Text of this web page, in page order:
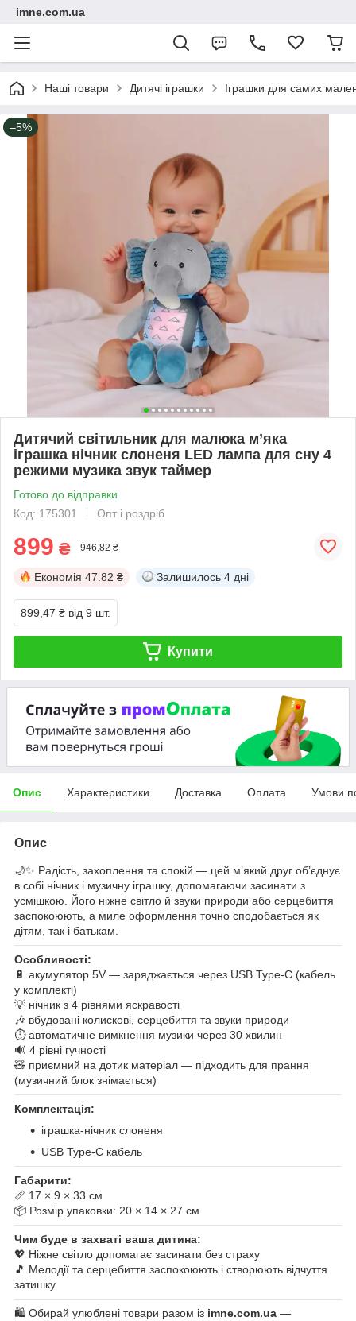
imne.com.ua
Наші товари Дитячі іграшки Іграшки для самих
–5%
Дитячий світильник для малюка м’яка
іграшка нічник слоненя LED лампа для сну 4
режими музика звук таймер
Готово до відправки
Код: 175301
Опт і роздріб
899 ₴ 946,82 ₴
Економія 47.82 ₴ Залишилось 4 дні
899,47 ₴ від 9 шт.
Купити
Опис Характеристики Доставка Оплата Умови
Опис
🌙✨ Радість, захоплення та спокій — цей м’який друг об’єднує
в собі нічник і музичну іграшку, допомагаючи засинати з
усмішкою. Його ніжне світло й звуки природи або серцебиття
заспокоюють, а миле оформлення точно сподобається як
дітям, так і батькам.
Особливості:
🔋 акумулятор 5V — заряджається через USB Type-C (кабель
у комплекті)
💡 нічник з 4 рівнями яскравості
🎶 вбудовані колискові, серцебиття та звуки природи
⏱️ автоматичне вимкнення музики через 30 хвилин
🔊 4 рівні гучності
🧸 приємний на дотик матеріал — підходить для прання
(музичний блок знімається)
Комплектація:
іграшка-нічник слоненя
USB Type-C кабель
Габарити:
📏 17 × 9 × 33 см
📦 Розмір упаковки: 20 × 14 × 27 см
Чим буде в захваті ваша дитина:
💖 Ніжне світло допомагає засинати без страху
🎵 Мелодії та серцебиття заспокоюють і створюють відчуття
затишку
🛍️ Обирай улюблені товари разом із imne.com.ua —